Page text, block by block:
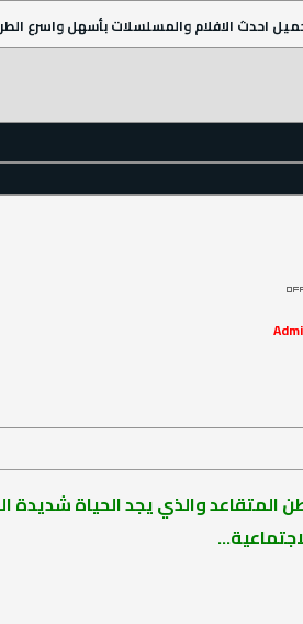
احدث الافلام والمسلسلات بأسهل واسرع
المتقاعد والذي يجد الحياة